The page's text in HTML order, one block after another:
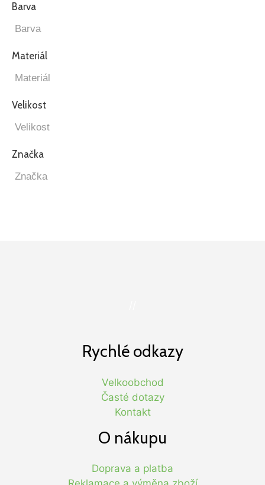
Barva
Materiál
Velikost
Značka
Rychlé odkazy
Velkoobchod
Časté dotazy
Kontakt
O nákupu
Doprava a platba